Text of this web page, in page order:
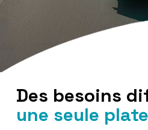
Des besoins
une seule